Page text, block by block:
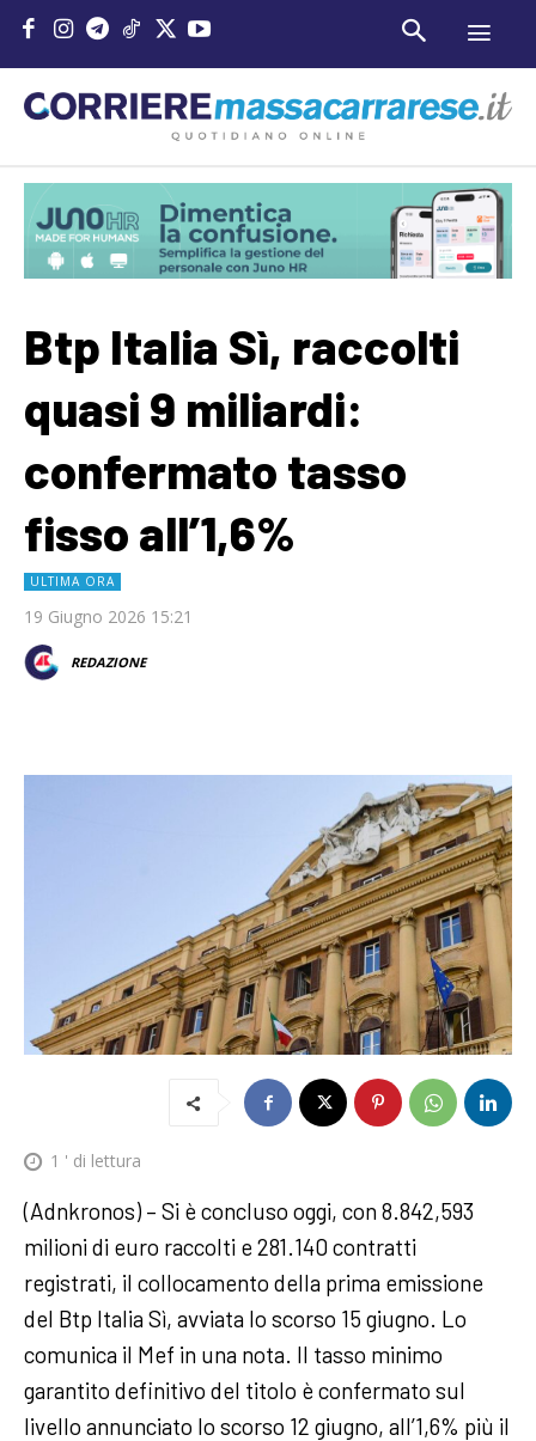
Btp Italia Sì, raccolti
quasi 9 miliardi:
confermato tasso
fisso all’1,6%
ULTIMA ORA
19 Giugno 2026 15:21
REDAZIONE
1 ' di lettura
(Adnkronos) – Si è concluso oggi, con 8.842,593
milioni di euro raccolti e 281.140 contratti
registrati, il collocamento della prima emissione
del Btp Italia Sì, avviata lo scorso 15 giugno. Lo
comunica il Mef in una nota. Il tasso minimo
garantito definitivo del titolo è confermato sul
livello annunciato lo scorso 12 giugno, all’1,6% più il